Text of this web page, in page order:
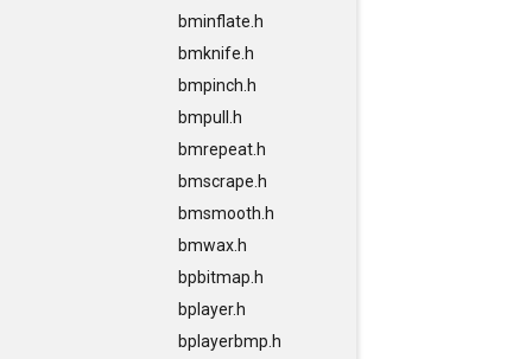
bminflate.h
bmknife.h
bmpinch.h
bmpull.h
bmrepeat.h
bmscrape.h
bmsmooth.h
bmwax.h
bpbitmap.h
bplayer.h
bplayerbmp.h